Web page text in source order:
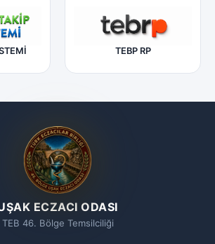
TEBP RP
ECZACI ODASI
TEB 46. Bölge Temsilciliği